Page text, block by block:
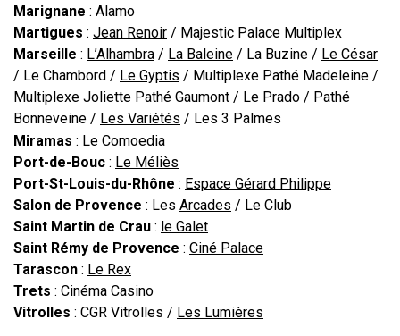
Marignane : Alamo
Martigues : Jean Renoir / Majestic Palace Multiplex
Marseille : L’Alhambra / La Baleine / La Buzine / Le César
/ Le Chambord / Le Gyptis / Multiplexe Pathé Madeleine /
Multiplexe Joliette Pathé Gaumont / Le Prado / Pathé
Bonneveine / Les Variétés / Les 3 Palmes
Miramas : Le Comoedia
Port-de-Bouc : Le Méliès
Port-St-Louis-du-Rhône : Espace Gérard Philippe
Salon de Provence : Les Arcades / Le Club
Saint Martin de Crau : le Galet
Saint Rémy de Provence : Ciné Palace
Tarascon : Le Rex
Trets : Cinéma Casino
Vitrolles : CGR Vitrolles / Les Lumières